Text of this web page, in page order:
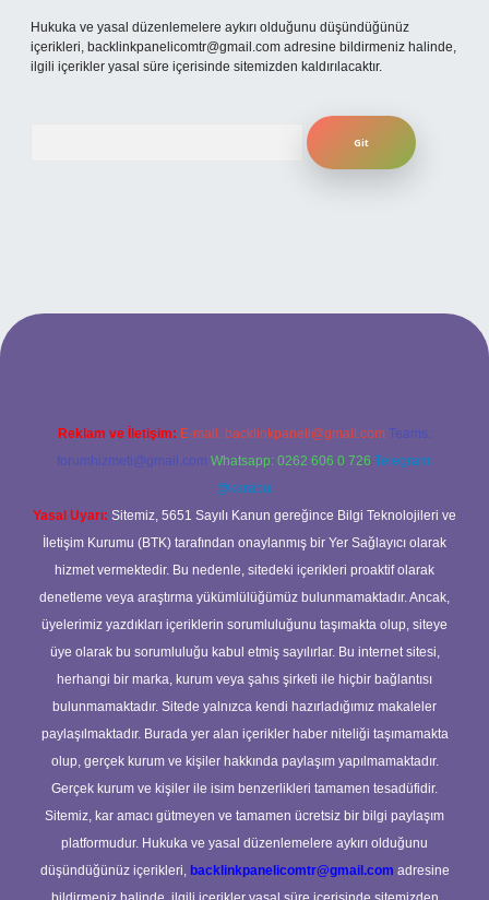
Hukuka ve yasal düzenlemelere aykırı olduğunu düşündüğünüz
içerikleri, backlinkpanelicomtr@gmail.com adresine bildirmeniz halinde,
ilgili içerikler yasal süre içerisinde sitemizden kaldırılacaktır.
Reklam ve İletişim: E-mail: backlinkpaneli@gmail.com Teams:
forumhizmeti@gmail.com Whatsapp: 0262 606 0 726 Telegram:
@karabul
Yasal Uyarı: Sitemiz, 5651 Sayılı Kanun gereğince Bilgi Teknolojileri ve
İletişim Kurumu (BTK) tarafından onaylanmış bir Yer Sağlayıcı olarak
hizmet vermektedir. Bu nedenle, sitedeki içerikleri proaktif olarak
denetleme veya araştırma yükümlülüğümüz bulunmamaktadır. Ancak,
üyelerimiz yazdıkları içeriklerin sorumluluğunu taşımakta olup, siteye
üye olarak bu sorumluluğu kabul etmiş sayılırlar. Bu internet sitesi,
herhangi bir marka, kurum veya şahıs şirketi ile hiçbir bağlantısı
bulunmamaktadır. Sitede yalnızca kendi hazırladığımız makaleler
paylaşılmaktadır. Burada yer alan içerikler haber niteliği taşımamakta
olup, gerçek kurum ve kişiler hakkında paylaşım yapılmamaktadır.
Gerçek kurum ve kişiler ile isim benzerlikleri tamamen tesadüfidir.
Sitemiz, kar amacı gütmeyen ve tamamen ücretsiz bir bilgi paylaşım
platformudur. Hukuka ve yasal düzenlemelere aykırı olduğunu
düşündüğünüz içerikleri, backlinkpanelicomtr@gmail.com adresine